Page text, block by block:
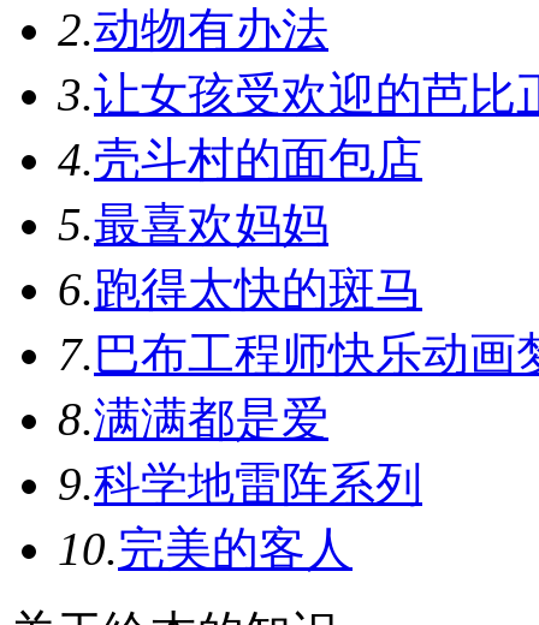
2.动物有办法
3.让女孩受欢迎的芭比
4.壳斗村的面包店
5.最喜欢妈妈
6.跑得太快的斑马
7.巴布工程师快乐动画
8.满满都是爱
9.科学地雷阵系列
10.完美的客人